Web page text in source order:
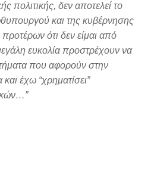
πολιτικής, δεν αποτελεί το
και της κυβέρνησης
ότι δεν είμαι από
ευκολία προστρέχουν να
που αφορούν στην
και έχω “χρηματίσει”